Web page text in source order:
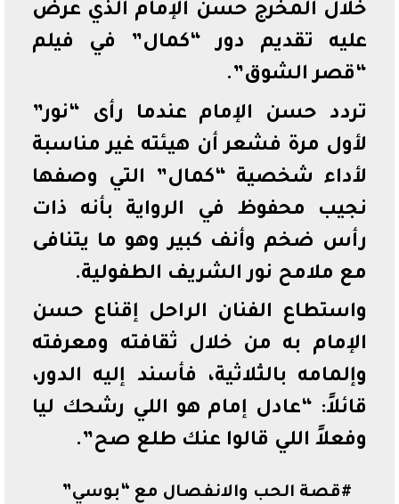
خلال المخرج حسن الإمام الذي عرض
عليه تقديم دور “كمال” في فيلم
“قصر الشوق”.
تردد حسن الإمام عندما رأى “نور”
لأول مرة فشعر أن هيئته غير مناسبة
لأداء شخصية “كمال” التي وصفها
نجيب محفوظ في الرواية بأنه ذات
رأس ضخم وأنف كبير وهو ما يتنافى
مع ملامح نور الشريف الطفولية.
واستطاع الفنان الراحل إقناع حسن
الإمام به من خلال ثقافته ومعرفته
وإلمامه بالثلاثية، فأسند إليه الدور،
قائلاً: “عادل إمام هو اللي رشحك ليا
وفعلاً اللي قالوا عنك طلع صح”.
#قصة الحب والانفصال مع “بوسي”